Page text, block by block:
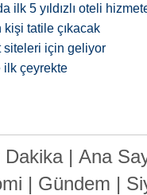
ilk 5 yıldızlı oteli
tatile çıkacak
siteleri için geliyor
ilk çeyrekte
Dakika| Ana
| Gündem |